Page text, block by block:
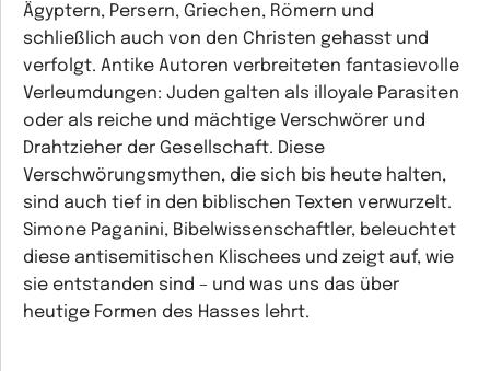
Ägyptern, Persern, Griechen, Römern und
schließlich auch von den Christen gehasst und
verfolgt. Antike Autoren verbreiteten fantasievolle
Verleumdungen: Juden galten als illoyale Parasiten
oder als reiche und mächtige Verschwörer und
Drahtzieher der Gesellschaft. Diese
Verschwörungsmythen, die sich bis heute halten,
sind auch tief in den biblischen Texten verwurzelt.
Simone Paganini, Bibelwissenschaftler, beleuchtet
diese antisemitischen Klischees und zeigt auf, wie
sie entstanden sind – und was uns das über
heutige Formen des Hasses lehrt.